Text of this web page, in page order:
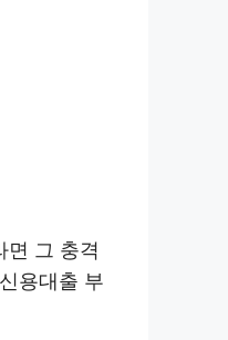
면 그 충격
용대출 부